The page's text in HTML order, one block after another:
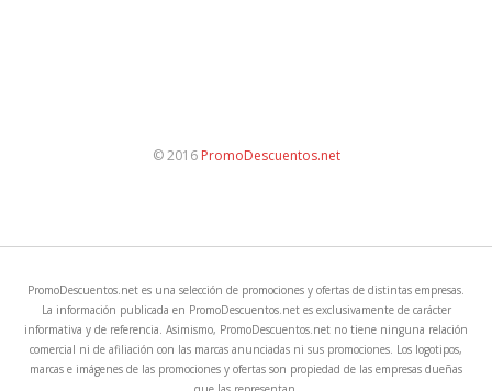
© 2016 PromoDescuentos.net
PromoDescuentos.net es una selección de promociones y ofertas de distintas empresas.
La información publicada en PromoDescuentos.net es exclusivamente de carácter
informativa y de referencia. Asimismo, PromoDescuentos.net no tiene ninguna relación
comercial ni de afiliación con las marcas anunciadas ni sus promociones. Los logotipos,
marcas e imágenes de las promociones y ofertas son propiedad de las empresas dueñas